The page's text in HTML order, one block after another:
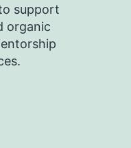
support
organic